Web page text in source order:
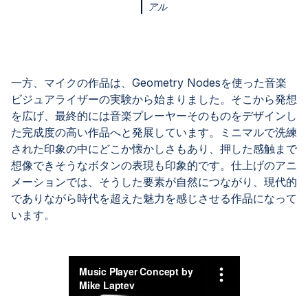
アル
一方、マイクの作品は、Geometry Nodesを使った音楽
ビジュアライザーの実験から始まりました。そこから発想
を広げ、最終的には音楽プレーヤーそのものをデザインし
た完成度の高い作品へと発展しています。ミニマルで洗練
された印象の中にどこか懐かしさもあり、押した感触まで
想像できそうなボタンの表現も印象的です。仕上げのアニ
メーションでは、そうした要素が自然につながり、現代的
でありながら時代を超えた魅力を感じさせる作品になって
います。